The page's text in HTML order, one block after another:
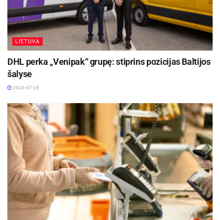
Aktualios naujienos
Vyksta papildomas priėmimas į Panevėžio
kolegiją – dar galima pretenduoti į valstybės
finansuojamas studijų vietas
2026-08-06
asmenims
Svarbu ne tik gerai apskaičiuoti
Augant paklausai, rinka greitai ištuštėja – kuo
ilgiau delsiama, tuo mažesnis pasirinkimas, o
likę variantai dažnai reikalauja didesnių išlaidų
arba kompromisų dėl kokybės. Pasak „Artea“
LIETUVA
DHL perka „Venipak“ grupę: stiprins pozicijas Baltijos
šalyse
2026-07-28